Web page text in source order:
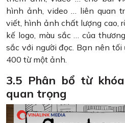
hình ảnh, video … liên quan
viết, hình ảnh chất lượng cao,
kế logo, màu sắc … của
sắc với người đọc. Bạn nên
400 từ một ảnh.
3.5 Phân bổ từ
quan trọng